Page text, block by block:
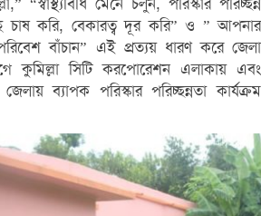
“স্বাস্থ্যবিধি মেনে চলুন, পরিস্কার পরিচ্ছন্ন
চাষ করি, বেকারত্ব দূর করি” ও ” আপনার
বাঁচান” এই প্রত্যয় ধারণ করে জেলা
কুমিল্লা সিটি করপোরেশন এলাকায় এবং
ব্যাপক পরিস্কার পরিচ্ছন্নতা কার্যক্রম